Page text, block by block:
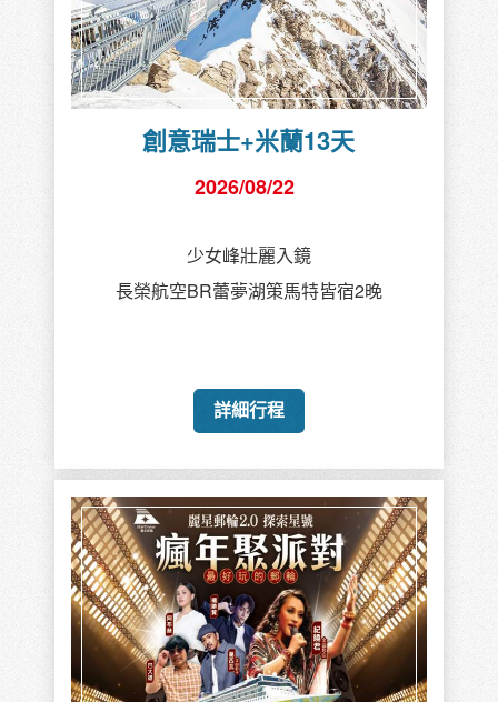
創意瑞士+米蘭13天
2026/08/22
少女峰壯麗入鏡
長榮航空BR蕾夢湖策馬特皆宿2晚
詳細行程